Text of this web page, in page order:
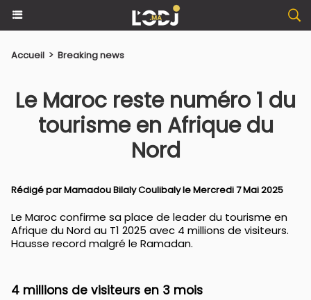
Accueil > Breaking news
Le Maroc reste numéro 1 du
tourisme en Afrique du
Nord
Rédigé parMamadou Bilaly Coulibalyle Mercredi 7 Mai 2025
Le Maroc confirme sa place de leader du tourisme en
Afrique du Nord au T1 2025 avec 4 millions de visiteurs.
Hausse record malgré le Ramadan.
4 millions de visiteurs en 3 mois